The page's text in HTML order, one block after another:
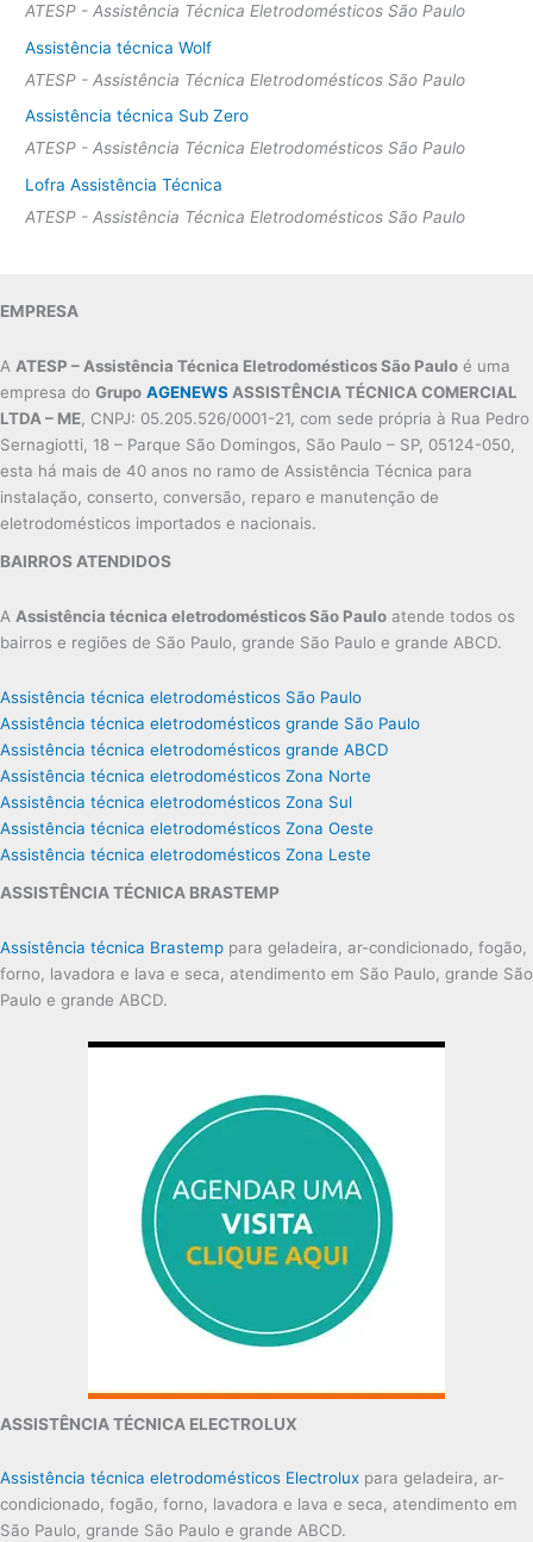
ATESP - Assistência Técnica Eletrodomésticos São Paulo
Assistência técnica Wolf
ATESP - Assistência Técnica Eletrodomésticos São Paulo
Assistência técnica Sub Zero
ATESP - Assistência Técnica Eletrodomésticos São Paulo
Lofra Assistência Técnica
ATESP - Assistência Técnica Eletrodomésticos São Paulo
EMPRESA
A ATESP – Assistência Técnica Eletrodomésticos São Paulo é uma
empresa do Grupo AGENEWS ASSISTÊNCIA TÉCNICA COMERCIAL
LTDA – ME , CNPJ: 05.205.526/0001-21, com sede própria à Rua Pedro
Sernagiotti, 18 – Parque São Domingos, São Paulo – SP, 05124-050,
esta há mais de 40 anos no ramo de Assistência Técnica para
instalação, conserto, conversão, reparo e manutenção de
eletrodomésticos importados e nacionais.
BAIRROS ATENDIDOS
A Assistência técnica eletrodomésticos São Paulo atende todos os
bairros e regiões de São Paulo, grande São Paulo e grande ABCD.
Assistência técnica eletrodomésticos São Paulo
Assistência técnica eletrodomésticos grande São Paulo
Assistência técnica eletrodomésticos grande ABCD
Assistência técnica eletrodomésticos Zona Norte
Assistência técnica eletrodomésticos Zona Sul
Assistência técnica eletrodomésticos Zona Oeste
Assistência técnica eletrodomésticos Zona Leste
ASSISTÊNCIA TÉCNICA BRASTEMP
Assistência técnica Brastemp para geladeira, ar-condicionado, fogão,
forno, lavadora e lava e seca, atendimento em São Paulo, grande São
Paulo e grande ABCD.
ASSISTÊNCIA TÉCNICA ELECTROLUX
Assistência técnica eletrodomésticos Electrolux para geladeira, ar-
condicionado, fogão, forno, lavadora e lava e seca, atendimento em
São Paulo, grande São Paulo e grande ABCD.